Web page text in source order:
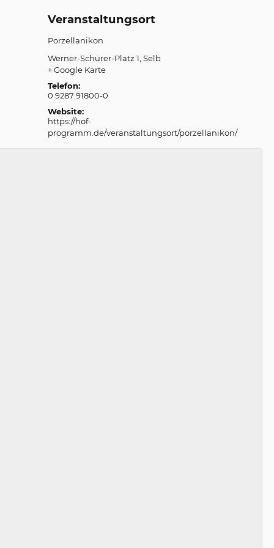
Veranstaltungsort
Porzellanikon
Werner-Schürer-Platz 1 Selb
+ Google Karte
Telefon:
0 9287 91800-0
Website:
https://hof-
programm.de/veranstaltungsort/porzellanikon/